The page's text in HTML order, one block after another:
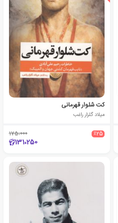
کت شلوار قهرمانی
میلاد گلزار راغب
٪25 175،000
131،250